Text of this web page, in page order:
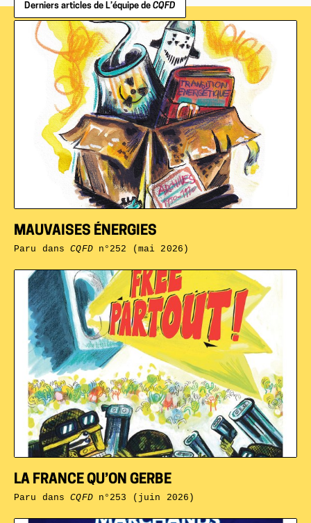
Derniers articles de L’équipe de CQFD
LA FRANCE QU’ON GERBE
Paru dansCQFDn°253 (juin 2026)
MAUVAISES ÉNERGIES
Paru dansCQFDn°252 (mai 2026)